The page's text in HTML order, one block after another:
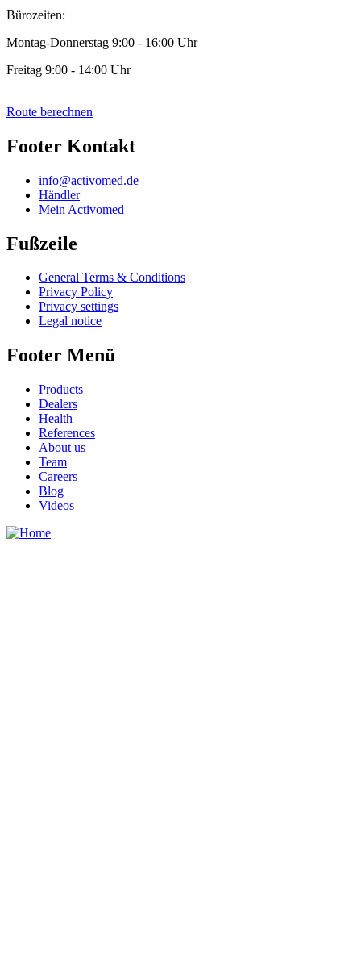
Bürozeiten:
Montag-Donnerstag 9:00 - 16:00 Uhr
Freitag 9:00 - 14:00 Uhr
Route berechnen
Footer Kontakt
info@activomed.de
Händler
Mein Activomed
Fußzeile
General Terms & Conditions
Privacy Policy
Privacy settings
Legal notice
Footer Menü
Products
Dealers
Health
References
About us
Team
Careers
Blog
Videos